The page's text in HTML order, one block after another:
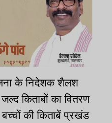
के निदेशक शैलश
किताबों का वितरण
की किताबें प्रखंड